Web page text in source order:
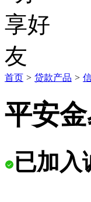
首页 > 贷款产品 >
平安
已加入